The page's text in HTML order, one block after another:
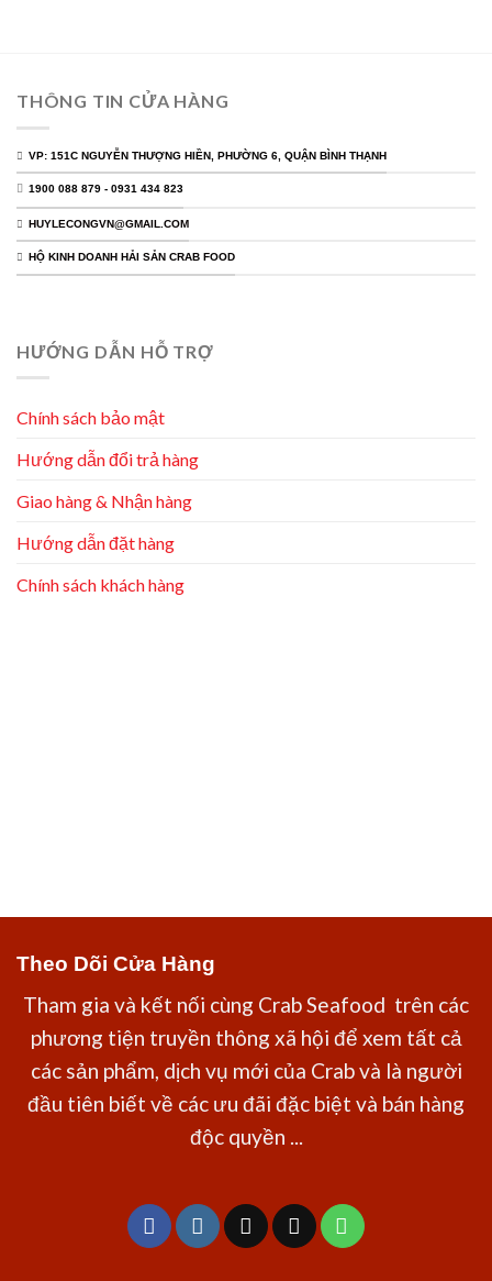
THÔNG TIN CỬA HÀNG
VP: 151C NGUYỄN THƯỢNG HIỀN, PHƯỜNG 6, QUẬN BÌNH THẠNH
1900 088 879 - 0931 434 823
HUYLECONGVN@GMAIL.COM
HỘ KINH DOANH HẢI SẢN CRAB FOOD
HƯỚNG DẪN HỖ TRỢ
Chính sách bảo mật
Hướng dẫn đổi trả hàng
Giao hàng & Nhận hàng
Hướng dẫn đặt hàng
Chính sách khách hàng
Theo Dõi Cửa Hàng
Tham gia và kết nối cùng Crab Seafood trên các
phương tiện truyền thông xã hội để xem tất cả
các sản phẩm, dịch vụ mới của Crab và là người
đầu tiên biết về các ưu đãi đặc biệt và bán hàng
độc quyền ...